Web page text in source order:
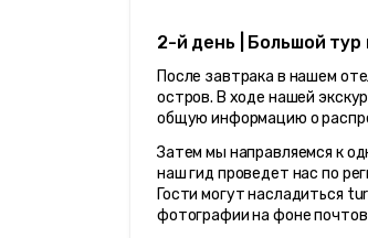
2-й день | Большой тур
После завтрака в нашем
остров. В ходе нашей
общую информацию о
Затем мы направляемся к
наш гид проведет нас по
Гости могут насладиться
фотографии на фоне